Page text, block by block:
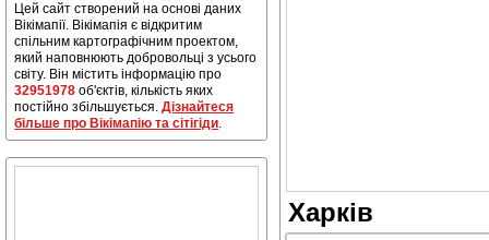
Цей сайт створений на основі даних
Вікімапії. Вікімапія є відкритим
спільним картографічним проектом,
який наповнюють добровольці з усього
світу. Він містить інформацію про
32951978 об'єктів, кількість яких
постійно збільшується.Дізнайтеся
більше про Вікімапію та сітігіди.
Харків